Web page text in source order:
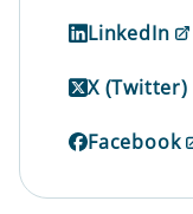
LinkedIn
X (Twitter)
Facebook